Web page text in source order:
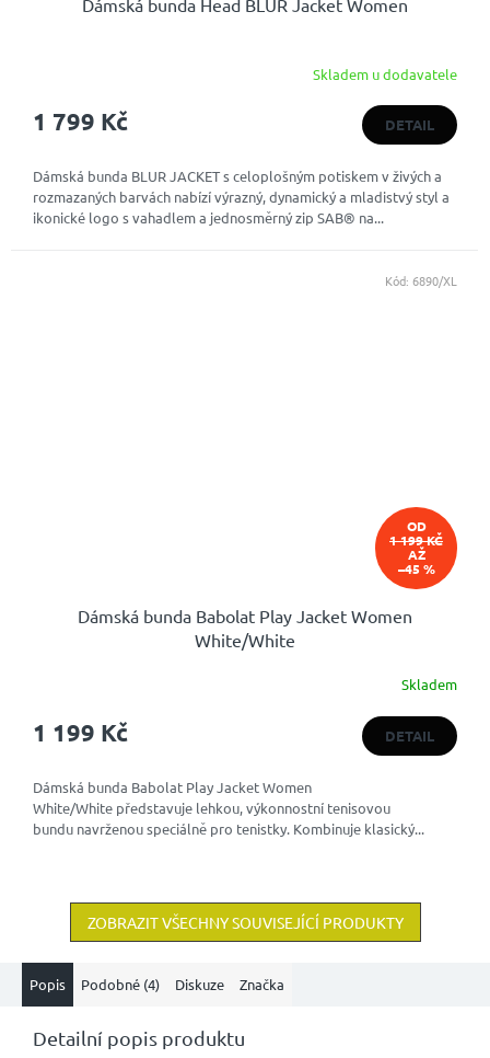
Dámská bunda Head BLUR Jacket Women
Skladem u dodavatele
1 799 Kč DETAIL
Dámská bunda BLUR JACKET s celoplošným potiskem v živých a
rozmazaných barvách nabízí výrazný, dynamický a mladistvý styl a
ikonické logo s vahadlem a jednosměrný zip SAB® na...
OD
1 199 KČ
AŽ
–45 %
Dámská bunda Babolat Play Jacket Women
White/White
Skladem
1 199 Kč DETAIL
Dámská bunda Babolat Play Jacket Women
White/White představuje lehkou, výkonnostní tenisovou
bundu navrženou speciálně pro tenistky. Kombinuje klasický...
Kód: 6890/XL
ZOBRAZIT VŠECHNY SOUVISEJÍCÍ PRODUKTY
Popis Podobné (4) Diskuze Značka
Detailní popis produktu